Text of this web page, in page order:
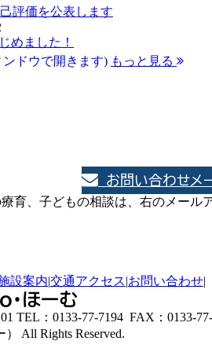
評価を公表します
めました！
ンドウで開きます) もっと見る
お問い合わせメ
療育、子どもの相談は、右のメー
設案内 交通アクセス お問い合わせ
ほーむ
TEL：0133-77-7194 FAX：0133-
All Rights Reserved.